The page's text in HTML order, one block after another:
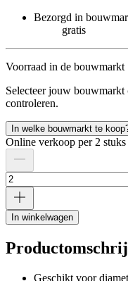
Bezorgd in
gratis
Voorraad in de bouwmarkt
Selecteer jouw
controleren.
In welke bouwmarkt te
Online verkoop per 2 stuks
In winkelwagen
Geschikt voor